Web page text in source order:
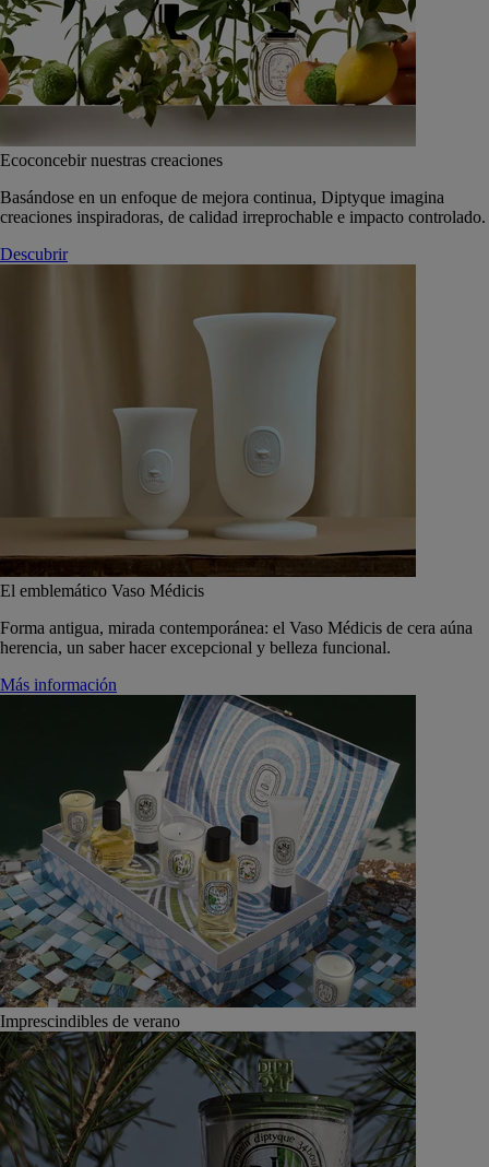
Ecoconcebir nuestras creaciones
Basándose en un enfoque de mejora continua, Diptyque imagina
creaciones inspiradoras, de calidad irreprochable e impacto controlado.
Descubrir
El emblemático Vaso Médicis
Forma antigua, mirada contemporánea: el Vaso Médicis de cera aúna
herencia, un saber hacer excepcional y belleza funcional.
Más información
Imprescindibles de verano